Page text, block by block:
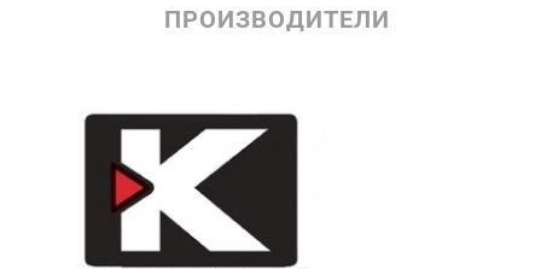
ПРОИЗВОДИТЕЛИ